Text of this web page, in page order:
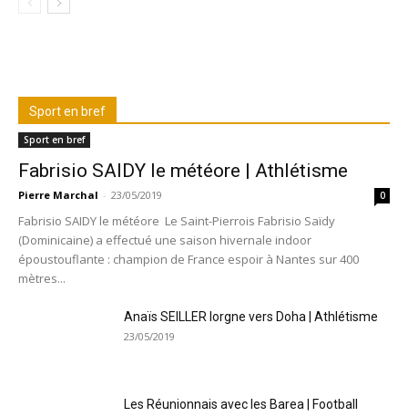
Sport en bref
Sport en bref
Fabrisio SAIDY le météore | Athlétisme
Pierre Marchal - 23/05/2019 0
Fabrisio SAIDY le météore Le Saint-Pierrois Fabrisio Saïdy
(Dominicaine) a effectué une saison hivernale indoor
époustouflante : champion de France espoir à Nantes sur 400
mètres...
Anaïs SEILLER lorgne vers Doha | Athlétisme
23/05/2019
Les Réunionnais avec les Barea | Football